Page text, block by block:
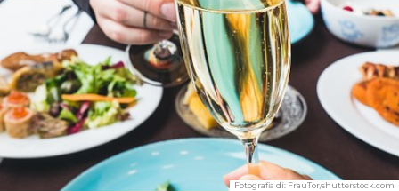
Fotografia di: FrauTor/shutterstock.com